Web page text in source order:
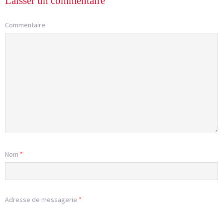
Commentaire
Nom *
Adresse de messagerie *